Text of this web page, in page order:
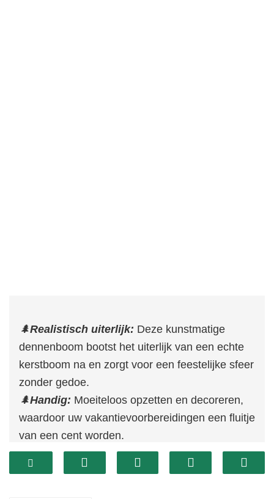
🌲Realistisch uiterlijk: Deze kunstmatige
dennenboom bootst het uiterlijk van een echte
kerstboom na en zorgt voor een feestelijke sfeer
zonder gedoe.
🌲Handig: Moeiteloos opzetten en decoreren,
waardoor uw vakantievoorbereidingen een fluitje
van een cent worden.
🌲Compact formaat: Hij is 23 cm hoog en heeft
een charmante houten basis, perfect om overal